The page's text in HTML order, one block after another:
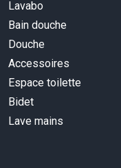
Lavabo
Bain douche
Douche
Accessoires
Espace toilette
Bidet
Lave mains